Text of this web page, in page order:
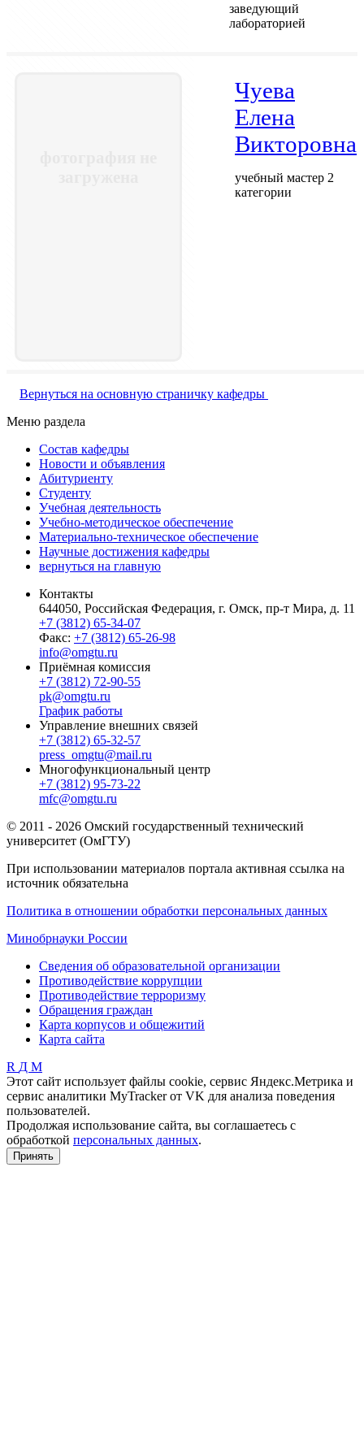
заведующий
лабораторией
Чуева
Елена
Викторовна
учебный мастер 2
категории
Вернуться на основную страничку кафедры
Меню раздела
Состав кафедры
Новости и объявления
Абитуриенту
Студенту
Учебная деятельность
Учебно-методическое обеспечение
Материально-техническое обеспечение
Научные достижения кафедры
вернуться на главную
Контакты
644050, Российская Федерация, г. Омск, пр-т Мира, д. 11
+7 (3812) 65-34-07
Факс: +7 (3812) 65-26-98
info@omgtu.ru
Приёмная комиссия
+7 (3812) 72-90-55
pk@omgtu.ru
График работы
Управление внешних связей
+7 (3812) 65-32-57
press_omgtu@mail.ru
Многофункциональный центр
+7 (3812) 95-73-22
mfc@omgtu.ru
© 2011 - 2026 Омский государственный технический
университет (ОмГТУ)
При использовании материалов портала активная ссылка на
источник обязательна
Политика в отношении обработки персональных данных
Минобрнауки России
Сведения об образовательной организации
Противодействие коррупции
Противодействие терроризму
Обращения граждан
Карта корпусов и общежитий
Карта сайта
R Д М
Этот сайт использует файлы cookie, сервис Яндекс.Метрика и
сервис аналитики MyTracker от VK для анализа поведения
пользователей.
Продолжая использование сайта, вы соглашаетесь с
обработкой персональных данных.
Принять